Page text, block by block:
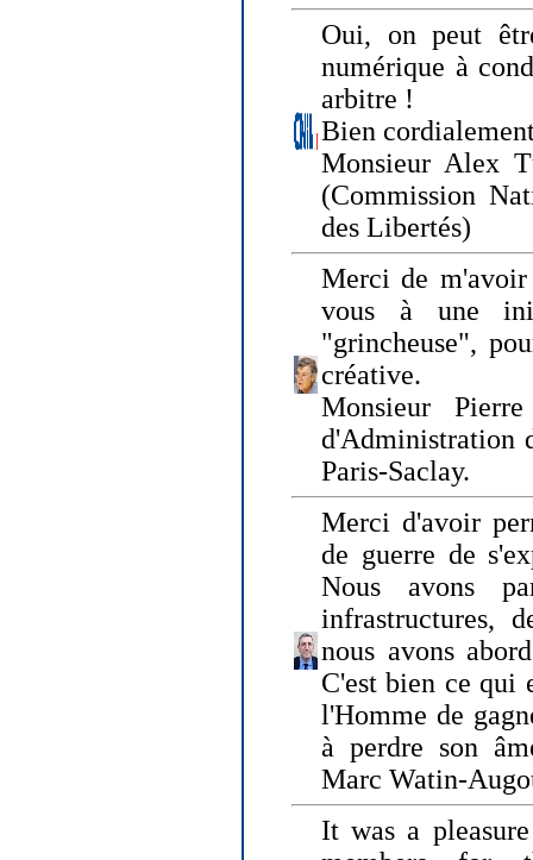
Oui, on peut
numérique à
arbitre !
Bien
Monsieur Alex
(Commission
des Libertés)
Merci de
vous à une
"grincheuse",
créative.
Monsieur
d'Administration
Paris-Saclay.
Merci d'avoir
de guerre de
Nous avons
infrastructures,
nous avons
C'est bien ce qui
l'Homme de
à perdre son
Marc Watin-
It was a